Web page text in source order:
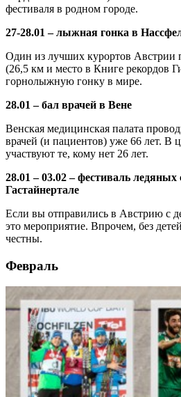
фестиваля в родном городе.
27-28.01 – лыжная гонка в
Один из лучших курортов
(26,5 км и место в Книге рекордов
горнолыжную гонку в мире.
28.01 – бал врачей в Вене
Венская медицинская палата
врачей (и пациентов) уже 66 лет. В
участвуют те, кому нет 26 лет.
28.01 – 03.02 – фестиваль ледяных
Гастайнертале
Если вы отправились в Австрию с
это мероприятие. Впрочем, без
честны.
Февраль